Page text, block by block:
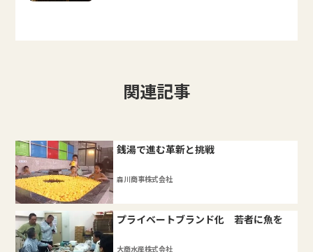
関連記事
銭湯で進む革新と挑戦
森川商事株式会社
プライベートブランド化 若者に魚を
大商水産株式会社